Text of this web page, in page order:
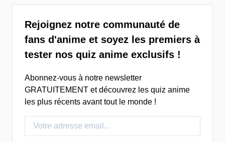
Rejoignez notre communauté de
fans d'anime et soyez les premiers à
tester nos quiz anime exclusifs !
Abonnez-vous à notre newsletter
GRATUITEMENT et découvrez les quiz anime
les plus récents avant tout le monde !